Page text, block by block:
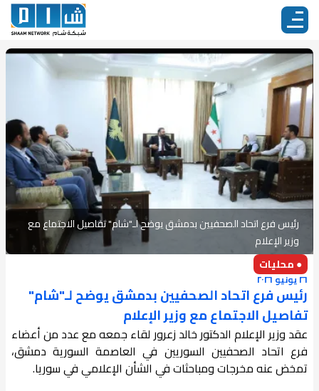
رئيس فرع اتحاد الصحفيين بدمشق يوضح لـ"شام" تفاصيل الاجتماع مع
وزير الإعلام
● محليات
٢٦ يونيو ٢٠٢٦
رئيس فرع اتحاد الصحفيين بدمشق يوضح لـ"شام"
تفاصيل الاجتماع مع وزير الإعلام
عقد وزير الإعلام الدكتور خالد زعرور لقاء جمعه مع عدد من أعضاء
فرع اتحاد الصحفيين السوريين في العاصمة السورية دمشق،
تمخض عنه مخرجات ومباحثات في الشأن الإعلامي في سوريا.